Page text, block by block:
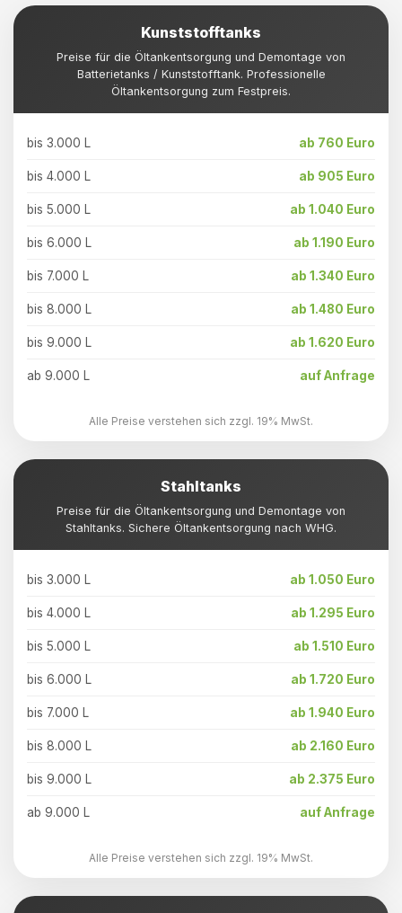
Kunststofftanks
Preise für die Öltankentsorgung und Demontage von
Batterietanks / Kunststofftank. Professionelle
Öltankentsorgung zum Festpreis.
bis 3.000 L ab 760 Euro
bis 4.000 L ab 905 Euro
bis 5.000 L ab 1.040 Euro
bis 6.000 L ab 1.190 Euro
bis 7.000 L ab 1.340 Euro
bis 8.000 L ab 1.480 Euro
bis 9.000 L ab 1.620 Euro
ab 9.000 L auf Anfrage
Alle Preise verstehen sich zzgl. 19% MwSt.
Stahltanks
Preise für die Öltankentsorgung und Demontage von
Stahltanks. Sichere Öltankentsorgung nach WHG.
bis 3.000 L ab 1.050 Euro
bis 4.000 L ab 1.295 Euro
bis 5.000 L ab 1.510 Euro
bis 6.000 L ab 1.720 Euro
bis 7.000 L ab 1.940 Euro
bis 8.000 L ab 2.160 Euro
bis 9.000 L ab 2.375 Euro
ab 9.000 L auf Anfrage
Alle Preise verstehen sich zzgl. 19% MwSt.